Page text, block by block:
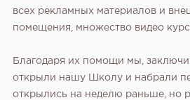
всех рекламных материалов и
помещения, множество видео
Благодаря их помощи мы,
открыли нашу Школу и набрали
открылись на неделю раньше, но